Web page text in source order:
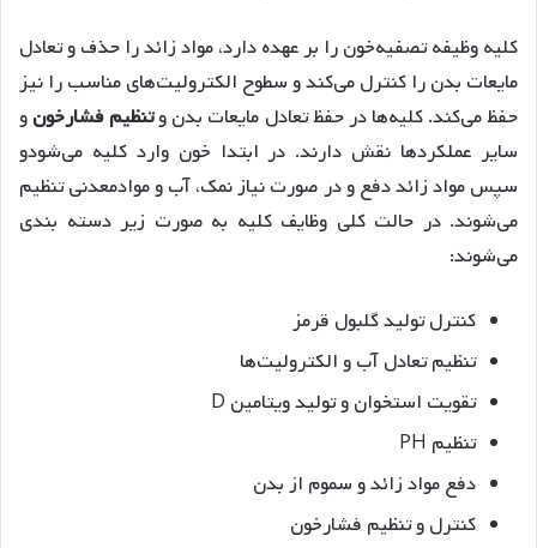
کلیه‌ وظیفه تصفیه‌خون را بر عهده دارد، مواد زائد را حذف و تعادل
مایعات بدن را کنترل می‌کند و سطوح الکترولیت‌های مناسب را نیز
حفظ می‌کند. کلیه‌ها در حفظ تعادل مایعات بدن وتنظیم فشار‌خونو
سایر عملکردها نقش دارند. در ابتدا خون وارد کلیه می‌شودو
سپس مواد زائد دفع و در صورت نیاز نمک، آب و مواد‌معدنی تنظیم
می‌شوند. در حالت کلی وظایف کلیه به صورت زیر دسته بندی
می‌شوند:
کنترل تولید گلبول قرمز
تنظیم تعادل آب و الکترولیت‌ها
تقویت استخوان و تولید ویتامین‌ D
تنظیم PH
دفع مواد زائد و سموم از بدن
کنترل و تنظیم فشارخون